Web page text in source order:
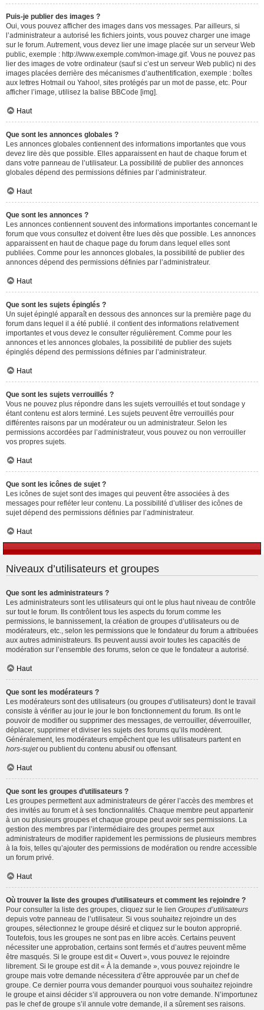
Puis-je publier des images ?
Oui, vous pouvez afficher des images dans vos messages. Par ailleurs, si
l’administrateur a autorisé les fichiers joints, vous pouvez charger une image
sur le forum. Autrement, vous devez lier une image placée sur un serveur Web
public, exemple : http://www.exemple.com/mon-image.gif. Vous ne pouvez pas
lier des images de votre ordinateur (sauf si c’est un serveur Web public) ni des
images placées derrière des mécanismes d’authentification, exemple : boîtes
aux lettres Hotmail ou Yahoo!, sites protégés par un mot de passe, etc. Pour
afficher l’image, utilisez la balise BBCode [img].
Haut
Que sont les annonces globales ?
Les annonces globales contiennent des informations importantes que vous
devez lire dès que possible. Elles apparaissent en haut de chaque forum et
dans votre panneau de l’utilisateur. La possibilité de publier des annonces
globales dépend des permissions définies par l’administrateur.
Haut
Que sont les annonces ?
Les annonces contiennent souvent des informations importantes concernant le
forum que vous consultez et doivent être lues dès que possible. Les annonces
apparaissent en haut de chaque page du forum dans lequel elles sont
publiées. Comme pour les annonces globales, la possibilité de publier des
annonces dépend des permissions définies par l’administrateur.
Haut
Que sont les sujets épinglés ?
Un sujet épinglé apparaît en dessous des annonces sur la première page du
forum dans lequel il a été publié. il contient des informations relativement
importantes et vous devez le consulter régulièrement. Comme pour les
annonces et les annonces globales, la possibilité de publier des sujets
épinglés dépend des permissions définies par l’administrateur.
Haut
Que sont les sujets verrouillés ?
Vous ne pouvez plus répondre dans les sujets verrouillés et tout sondage y
étant contenu est alors terminé. Les sujets peuvent être verrouillés pour
différentes raisons par un modérateur ou un administrateur. Selon les
permissions accordées par l’administrateur, vous pouvez ou non verrouiller
vos propres sujets.
Haut
Que sont les icônes de sujet ?
Les icônes de sujet sont des images qui peuvent être associées à des
messages pour refléter leur contenu. La possibilité d’utiliser des icônes de
sujet dépend des permissions définies par l’administrateur.
Haut
Niveaux d’utilisateurs et groupes
Que sont les administrateurs ?
Les administrateurs sont les utilisateurs qui ont le plus haut niveau de contrôle
sur tout le forum. Ils contrôlent tous les aspects du forum comme les
permissions, le bannissement, la création de groupes d’utilisateurs ou de
modérateurs, etc., selon les permissions que le fondateur du forum a attribuées
aux autres administrateurs. Ils peuvent aussi avoir toutes les capacités de
modération sur l’ensemble des forums, selon ce que le fondateur a autorisé.
Haut
Que sont les modérateurs ?
Les modérateurs sont des utilisateurs (ou groupes d’utilisateurs) dont le travail
consiste à vérifier au jour le jour le bon fonctionnement du forum. Ils ont le
pouvoir de modifier ou supprimer des messages, de verrouiller, déverrouiller,
déplacer, supprimer et diviser les sujets des forums qu’ils modèrent.
Généralement, les modérateurs empêchent que les utilisateurs partent en
hors-sujetou publient du contenu abusif ou offensant.
Haut
Que sont les groupes d’utilisateurs ?
Les groupes permettent aux administrateurs de gérer l’accès des membres et
des invités au forum et à ses fonctionnalités. Chaque membre peut appartenir
à un ou plusieurs groupes et chaque groupe peut avoir ses permissions. La
gestion des membres par l’intermédiaire des groupes permet aux
administrateurs de modifier rapidement les permissions de plusieurs membres
à la fois, telles qu’ajouter des permissions de modération ou rendre accessible
un forum privé.
Haut
Où trouver la liste des groupes d’utilisateurs et comment les rejoindre ?
Pour consulter la liste des groupes, cliquez sur le lien Groupes d’utilisateurs
depuis votre panneau de l’utilisateur. Si vous souhaitez rejoindre un des
groupes, sélectionnez le groupe désiré et cliquez sur le bouton approprié.
Toutefois, tous les groupes ne sont pas en libre accès. Certains peuvent
nécessiter une approbation, certains sont fermés et d’autres peuvent même
être masqués. Si le groupe est dit « Ouvert », vous pouvez le rejoindre
librement. Si le groupe est dit « À la demande », vous pouvez rejoindre le
groupe mais votre demande nécessitera d’être approuvée par un chef de
groupe. Ce dernier pourra vous demander pourquoi vous souhaitez rejoindre
le groupe et ainsi décider s’il approuvera ou non votre demande. N’importunez
pas le chef de groupe s’il annule votre demande, il a sûrement ses raisons.